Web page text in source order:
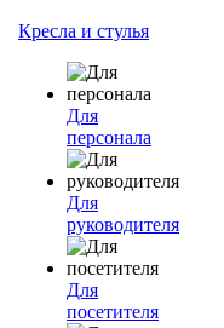
Кресла и стулья
Для
персонала
Для
руководителя
Для
посетителя